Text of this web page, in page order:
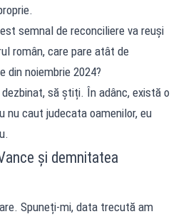
semnal de reconciliere va reuși
român, care pare atât de
din noiembrie 2024?
să știți. În adânc, există o
nu caut judecata oamenilor, eu
și demnitatea
Spuneți-mi, data trecută am